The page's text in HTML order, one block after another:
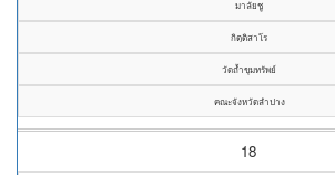
มาลัยชู
กิตฺติสาโร
วัดถ้ำขุมทรัพย์
คณะจังหวัดลำปาง
18